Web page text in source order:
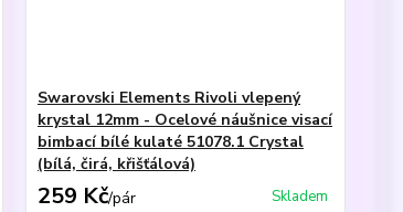
Swarovski Elements Rivoli vlepený
krystal 12mm - Ocelové náušnice visací
bimbací bílé kulaté 51078.1 Crystal
(bílá, čirá, křišťálová)
259 Kč/pár Skladem